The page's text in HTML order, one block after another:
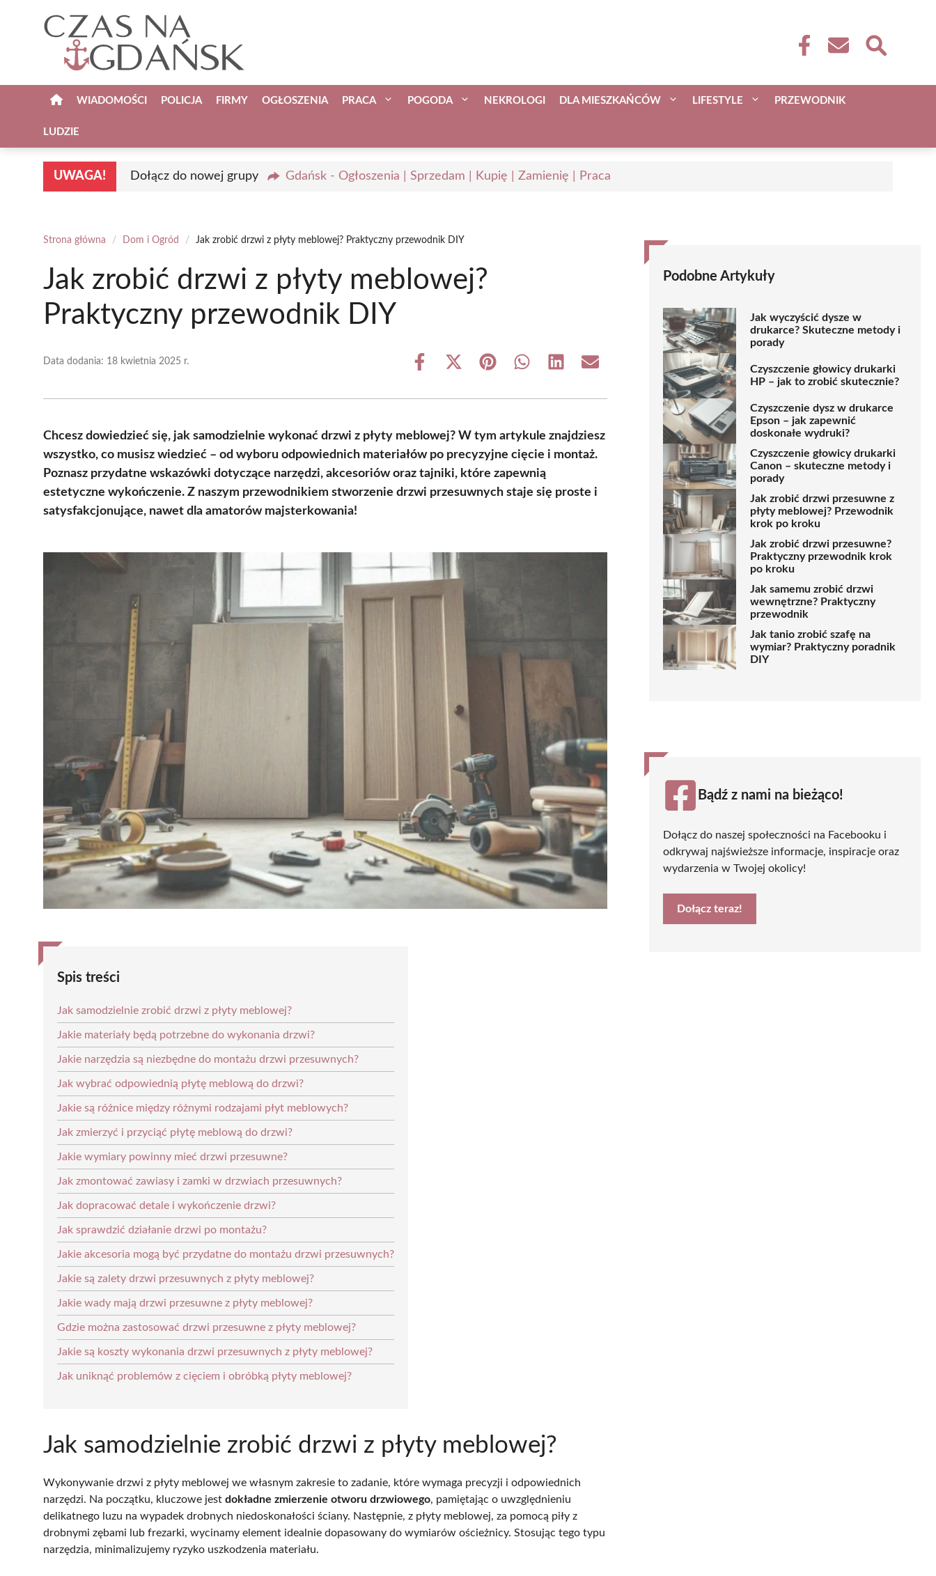
WIADOMOŚCI POLICJA FIRMY OGŁOSZENIA PRACA POGODA NEKROLOGI DLA MIESZKAŃCÓW LIFESTYLE PRZEWODNIK
LUDZIE
UWAGA! Dołącz do nowej grupy Gdańsk - Ogłoszenia | Sprzedam | Kupię | Zamienię | Praca
Strona główna / Dom i Ogród / Jak zrobić drzwi z płyty meblowej? Praktyczny przewodnik DIY
Jak zrobić drzwi z płyty meblowej?
Praktyczny przewodnik DIY
Data dodania: 18 kwietnia 2025 r.
Share
Share
(Twitter)
Share Share Share Share
Chcesz dowiedzieć się, jak samodzielnie wykonać drzwi z płyty meblowej? W tym artykule znajdziesz
wszystko, co musisz wiedzieć – od wyboru odpowiednich materiałów po precyzyjne cięcie i montaż.
Poznasz przydatne wskazówki dotyczące narzędzi, akcesoriów oraz tajniki, które zapewnią
estetyczne wykończenie. Z naszym przewodnikiem stworzenie drzwi przesuwnych staje się proste i
satysfakcjonujące, nawet dla amatorów majsterkowania!
Spis treści
Jak samodzielnie zrobić drzwi z płyty meblowej?
Jakie materiały będą potrzebne do wykonania drzwi?
Jakie narzędzia są niezbędne do montażu drzwi przesuwnych?
Jak wybrać odpowiednią płytę meblową do drzwi?
Jakie są różnice między różnymi rodzajami płyt meblowych?
Jak zmierzyć i przyciąć płytę meblową do drzwi?
Jakie wymiary powinny mieć drzwi przesuwne?
Jak zmontować zawiasy i zamki w drzwiach przesuwnych?
Jak dopracować detale i wykończenie drzwi?
Jak sprawdzić działanie drzwi po montażu?
Jakie akcesoria mogą być przydatne do montażu drzwi przesuwnych?
Jakie są zalety drzwi przesuwnych z płyty meblowej?
Jakie wady mają drzwi przesuwne z płyty meblowej?
Gdzie można zastosować drzwi przesuwne z płyty meblowej?
Jakie są koszty wykonania drzwi przesuwnych z płyty meblowej?
Jak uniknąć problemów z cięciem i obróbką płyty meblowej?
Jak samodzielnie zrobić drzwi z płyty meblowej?
Wykonywanie drzwi z płyty meblowej we własnym zakresie to zadanie, które wymaga precyzji i odpowiednich
narzędzi. Na początku, kluczowe jest dokładne zmierzenie otworu drzwiowego, pamiętając o uwzględnieniu
delikatnego luzu na wypadek drobnych niedoskonałości ściany. Następnie, z płyty meblowej, za pomocą piły z
drobnymi zębami lub frezarki, wycinamy element idealnie dopasowany do wymiarów ościeżnicy. Stosując tego typu
narzędzia, minimalizujemy ryzyko uszkodzenia materiału.
Podobne Artykuły
Jak wyczyścić dysze w
drukarce? Skuteczne metody i
porady
Czyszczenie głowicy drukarki
HP – jak to zrobić skutecznie?
Czyszczenie dysz w drukarce
Epson – jak zapewnić
doskonałe wydruki?
Czyszczenie głowicy drukarki
Canon – skuteczne metody i
porady
Jak zrobić drzwi przesuwne z
płyty meblowej? Przewodnik
krok po kroku
Jak zrobić drzwi przesuwne?
Praktyczny przewodnik krok
po kroku
Jak samemu zrobić drzwi
wewnętrzne? Praktyczny
przewodnik
Jak tanio zrobić szafę na
wymiar? Praktyczny poradnik
DIY
Bądź z nami na bieżąco!
Dołącz do naszej społeczności na Facebooku i
odkrywaj najświeższe informacje, inspiracje oraz
wydarzenia w Twojej okolicy!
Dołącz teraz!